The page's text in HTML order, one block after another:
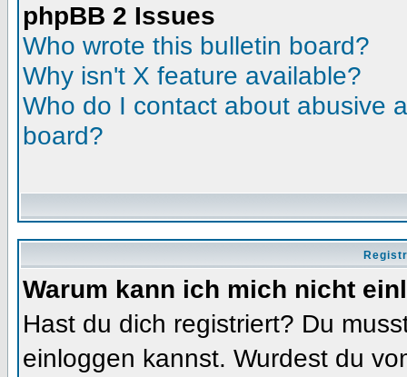
phpBB 2 Issues
Who wrote this bulletin board?
Why isn't X feature available?
Who do I contact about abusive
board?
Warum kann ich mich nicht
Hast du dich registriert? Du
einloggen kannst. Wurdest du